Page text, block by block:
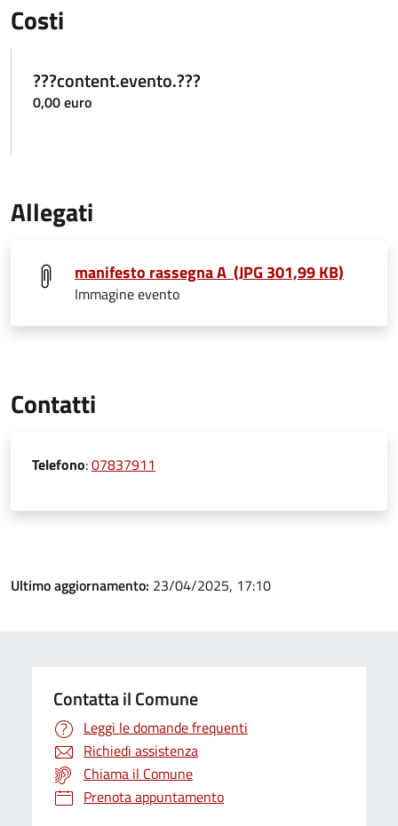
Costi
???content.evento.???
0,00 euro
Allegati
manifesto rassegna A (JPG 301,99 KB)
Immagine evento
Contatti
Telefono:07837911
Ultimo aggiornamento: 23/04/2025, 17:10
Contatta il Comune
Leggi le domande frequenti
Richiedi assistenza
Chiama il Comune
Prenota appuntamento